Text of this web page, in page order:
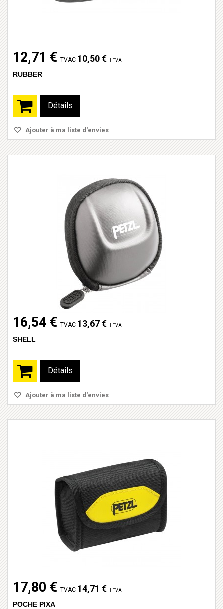
12,71 € TVAC 10,50 € HTVA
RUBBER
Détails
Ajouter à ma liste d'envies
16,54 € TVAC 13,67 € HTVA
SHELL
Détails
Ajouter à ma liste d'envies
17,80 € TVAC 14,71 € HTVA
POCHE PIXA